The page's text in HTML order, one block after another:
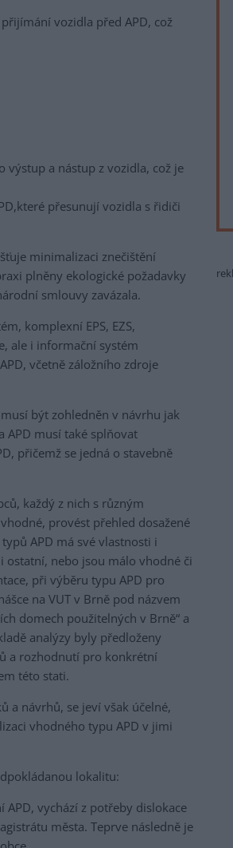
vozidla před APD, což
a nástup z vozidla, což je
přesunují vozidla s řidiči
minimalizaci znečištění
plněny ekologické požadavky
smlouvy zavázala.
komplexní EPS, EZS,
ale i informační systém
včetně záložního zdroje
být zohledněn v návrhu jak
APD musí také splňovat
přičemž se jedná o stavebně
každý z nich s různým
provést přehled dosažené
APD má své vlastnosti i
ostatní, nebo jsou málo vhodné či
při výběru typu APD pro
na VUT v Brně pod názvem
domech použitelných v Brně“ a
analýzy byly předloženy
a rozhodnutí pro konkrétní
této stati.
a návrhů, se jeví však účelné,
vhodného typu APD v jimi
lokalitu:
vychází z potřeby dislokace
města. Teprve následně je